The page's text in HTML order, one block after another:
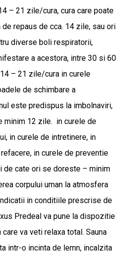
– 21 zile/cura, cura care poate
repaus de cca. 14 zile, sau ori
diverse boli respiratorii,
a acestora, intre 30 si 60
– 21 zile/cura in curele
de schimbare a
este predispus la imbolnaviri,
minim 12 zile. in curele de
in curele de intretinere, in
in curele de preventie
de cate ori se doreste – minim
corpului uman la atmosfera
in conditiile prescrise de
Predeal va pune la dispozitie
va veti relaxa total. Sauna
intr-o incinta de lemn, incalzita